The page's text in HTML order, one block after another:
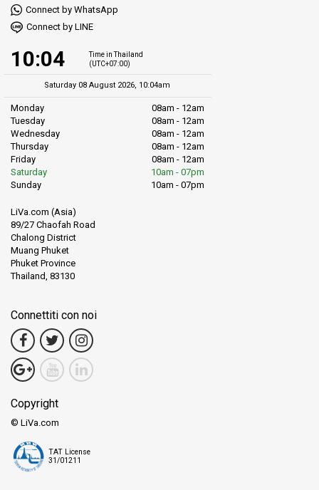
Connect by WhatsApp
Connect by LINE
10:04
Time in Thailand
(UTC+07:00)
Saturday 08 August 2026, 10:04am
Monday
08am - 12am
Tuesday
08am - 12am
Wednesday
08am - 12am
Thursday
08am - 12am
Friday
08am - 12am
Saturday
10am - 07pm
Sunday
10am - 07pm
LiVa.com (Asia)
89/27 Chaofah Road
Chalong District
Muang Phuket
Phuket Province
Thailand, 83130
Connettiti con noi
Copyright
© LiVa.com
TAT License
31/01211